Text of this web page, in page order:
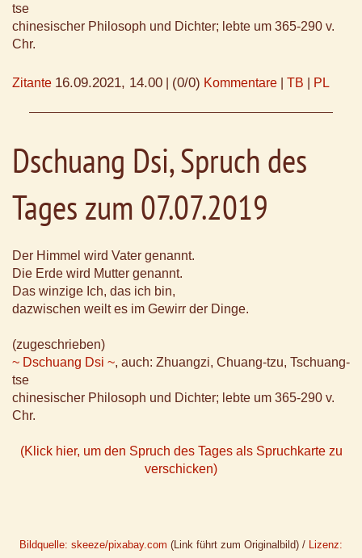
tse
chinesischer Philosoph und Dichter; lebte um 365-290 v.
Chr.
Zitante 16.09.2021, 14.00 (0/0) Kommentare TB PL
Dschuang Dsi, Spruch des
Tages zum 07.07.2019
Der Himmel wird Vater genannt.
Die Erde wird Mutter genannt.
Das winzige Ich, das ich bin,
dazwischen weilt es im Gewirr der Dinge.
(zugeschrieben)
~ Dschuang Dsi ~, auch: Zhuangzi, Chuang-tzu, Tschuang-
tse
chinesischer Philosoph und Dichter; lebte um 365-290 v.
Chr.
(Klick hier, um den Spruch des Tages als Spruchkarte zu
verschicken)
Bildquelle: skeeze/pixabay.com (Link führt zum Originalbild) / Lizenz: